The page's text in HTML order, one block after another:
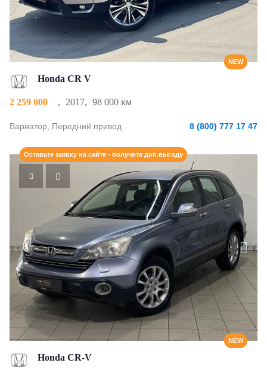
NEW
Honda CR V
2 259 000 , 2017, 98 000 км
Вариатор, Передний привод 8 (800) 777 17 47
NEW
Оставьте заявку на сайте - получите доп.выгоду
Honda CR-V